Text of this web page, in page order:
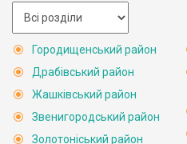
Городищенський район
Драбівський район
Жашківський район
Звенигородський район
Золотоніський район